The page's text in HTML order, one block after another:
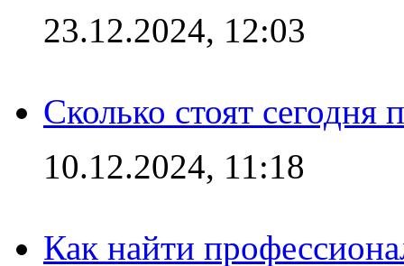
23.12.2024, 12:03
Сколько стоят сегодня
10.12.2024, 11:18
Как найти